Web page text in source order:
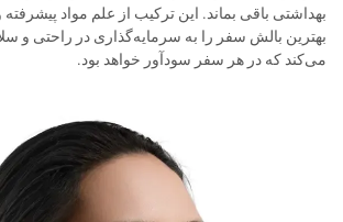
بهداشتی باقی بماند. این ترکیب از علم مواد
بهترین بالش سفر را به سرمایه‌گذاری در راحتی و
می‌کند که در هر سفر سودآور خواهد بود.